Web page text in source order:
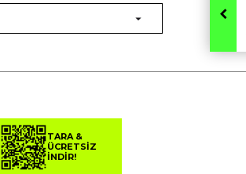
TARA &
ÜCRETSİZ
İNDİR!